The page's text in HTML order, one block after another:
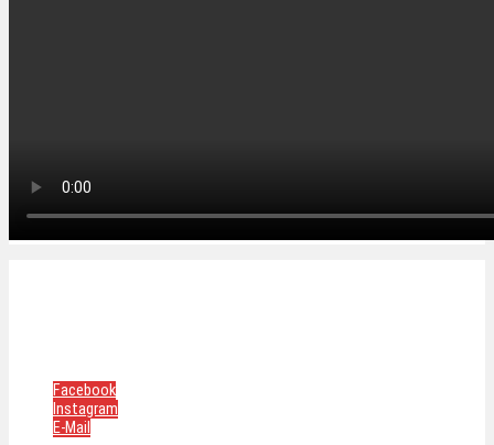
Facebook
Instagram
E-Mail